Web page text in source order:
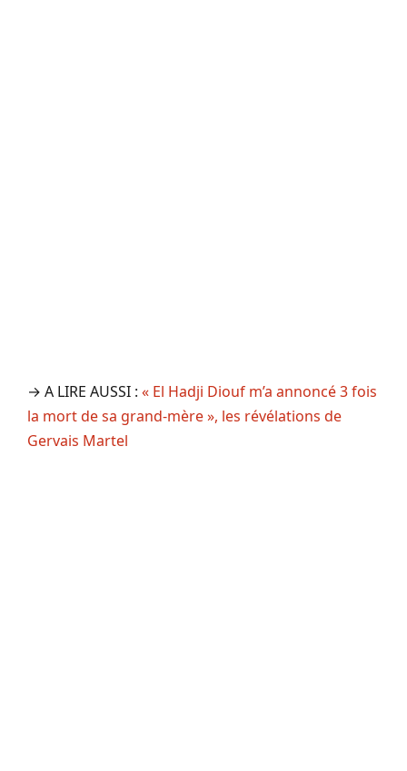
→ A LIRE AUSSI : « El Hadji Diouf m’a annoncé 3 fois
la mort de sa grand-mère », les révélations de
Gervais Martel